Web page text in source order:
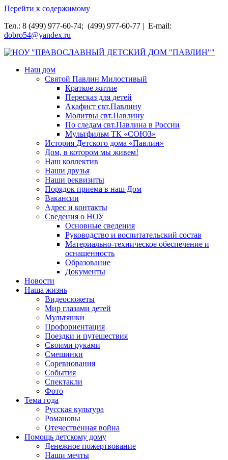
Перейти к содержимому
Тел.: 8 (499) 977-60-74; (499) 977-60-77 | E-mail:
dobro54@yandex.ru
НОУ "ПРАВОСЛАВНЫЙ ДЕТСКИЙ ДОМ "ПАВЛИН""
Наш дом
Святой Павлин Милостивый
Краткое житие
Пересказ для детей
Акафист свт.Павлину
Молитвы свт.Павлину
По следам свт.Павлина в России
Мультфильм ТК «СОЮЗ»
История Детского дома «Павлин»
Дом, в котором мы живем!
Наш коллектив
Наши друзья
Наши реквизиты
Порядок приема в наш Дом
Вакансии
Адрес и контакты
Сведения о НОУ
Основные сведения
Руководство и воспитательский состав
Материально-техническое обеспечение и
оснащенность
Образование
Документы
Новости
Наша жизнь
Видеосюжеты
Мир глазами детей
Мультяшки
Профориентация
Поездки и путешествия
Своими руками
Смешинки
Соревнования
События
Спектакли
Фото
Тема года
Русская культура
Романовы
Отечественная война
Помощь детскому дому
Денежное пожертвование
Наши мечты